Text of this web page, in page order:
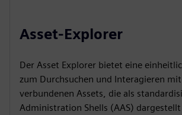
Asset-Explorer
Der Asset Explorer bietet eine
zum Durchsuchen und Interagieren
verbundenen Assets, die als
Administration Shells (AAS)